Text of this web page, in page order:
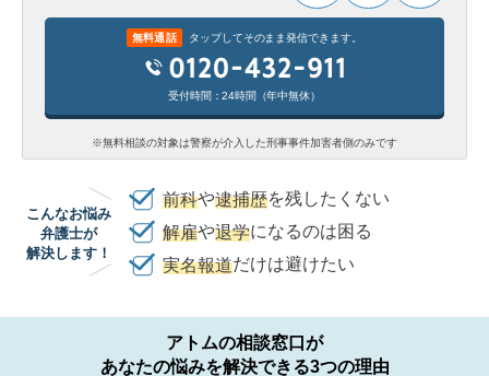
群馬 埼玉 千葉 東京
東海
岐阜 静岡 愛知 三重
関西
滋賀 京都 大阪 兵庫 奈良 和歌山
山口
無料通話 タップしてそのまま発信できます。
受付時間：24時間（年中無休）
※無料相談の対象は警察が介入した刑事事件加害者側のみです
こんなお悩み
弁護士が
解決します！
前科や逮捕歴を残したくない
解雇や退学になるのは困る
実名報道だけは避けたい
アトムの相談窓口が
あなたの悩みを解決できる3つの理由